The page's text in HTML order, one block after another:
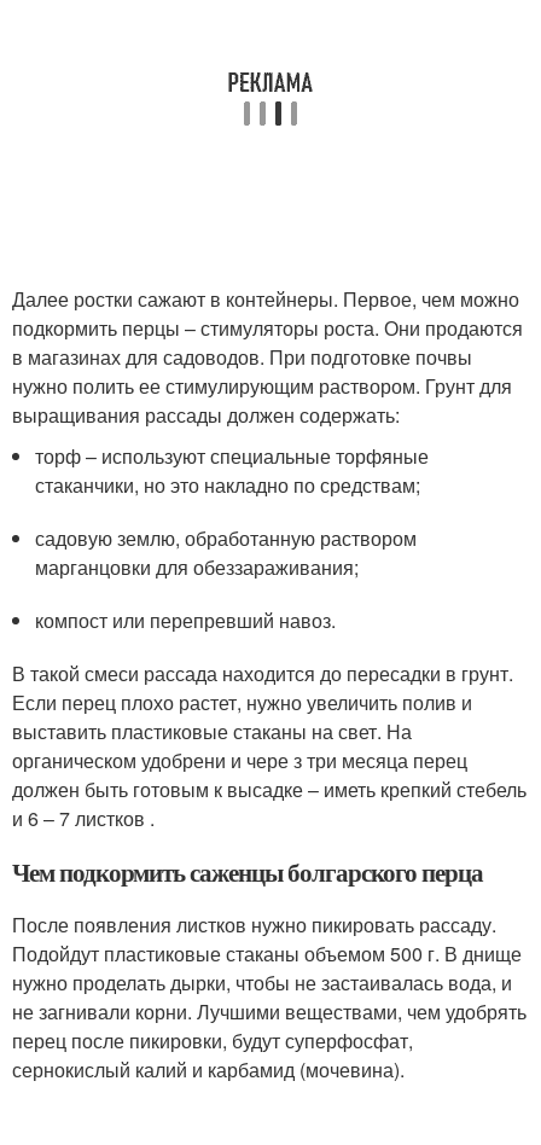
Далее ростки сажают в контейнеры. Первое, чем можно
подкормить перцы – стимуляторы роста. Они продаются
в магазинах для садоводов. При подготовке почвы
нужно полить ее стимулирующим раствором. Грунт для
выращивания рассады должен содержать:
торф – используют специальные торфяные
стаканчики, но это накладно по средствам;
садовую землю, обработанную раствором
марганцовки для обеззараживания;
компост или перепревший навоз.
В такой смеси рассада находится до пересадки в грунт.
Если перец плохо растет, нужно увеличить полив и
выставить пластиковые стаканы на свет. На
органическом удобрени и чере з три месяца перец
должен быть готовым к высадке – иметь крепкий стебель
и 6 – 7 листков .
Чем подкормить саженцы болгарского перца
После появления листков нужно пикировать рассаду.
Подойдут пластиковые стаканы объемом 500 г. В днище
нужно проделать дырки, чтобы не застаивалась вода, и
не загнивали корни. Лучшими веществами, чем удобрять
перец после пикировки, будут суперфосфат,
сернокислый калий и карбамид (мочевина).